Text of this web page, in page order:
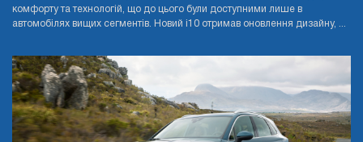
комфорту та технологій, що до цього були доступними лише в
автомобілях вищих сегментів. Новий i10 отримав оновлення дизайну, ...